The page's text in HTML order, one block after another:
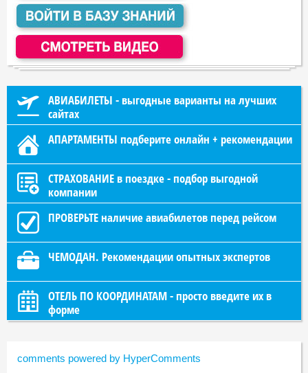
АВИАБИЛЕТЫ - выгодные варианты на лучших
сайтах
АПАРТАМЕНТЫ подберите онлайн + рекомендации
СТРАХОВАНИЕ в поездке - подбор выгодной
компании
ПРОВЕРЬТЕ наличие авиабилетов перед рейсом
ЧЕМОДАН. Рекомендации опытных экспертов
ОТЕЛЬ ПО КООРДИНАТАМ - просто введите их в
форме
comments powered by HyperComments